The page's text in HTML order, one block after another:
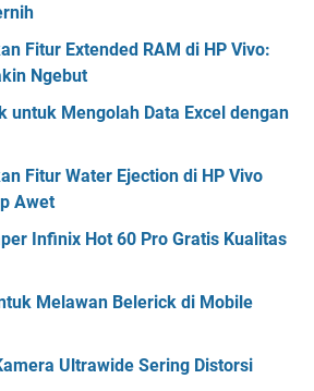
Fitur Extended RAM di HP Vivo:
Ngebut
untuk Mengolah Data Excel dengan
Fitur Water Ejection di HP Vivo
Awet
Infinix Hot 60 Pro Gratis Kualitas
Melawan Belerick di Mobile
Ultrawide Sering Distorsi